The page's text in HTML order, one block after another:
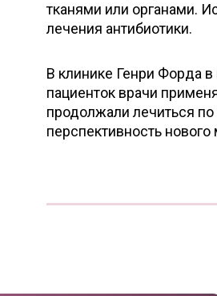
тканями или органами.
лечения антибиотики.
В клинике Генри Форда
пациенток врачи
продолжали лечиться
перспективность нового